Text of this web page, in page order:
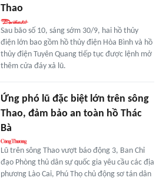
Thao
Sau bão số 10, sáng sớm 30/9, hai hồ thủy
điện lớn bao gồm hồ thủy điện Hòa Bình và hồ
thủy điện Tuyên Quang tiếp tục được lệnh mở
thêm cửa đáy xả lũ.
Ứng phó lũ đặc biệt lớn trên sông
Thao, đảm bảo an toàn hồ Thác
Bà
Lũ trên sông Thao vượt báo động 3, Ban Chỉ
đạo Phòng thủ dân sự quốc gia yêu cầu các địa
phương Lào Cai, Phú Thọ chủ động sơ tán dân